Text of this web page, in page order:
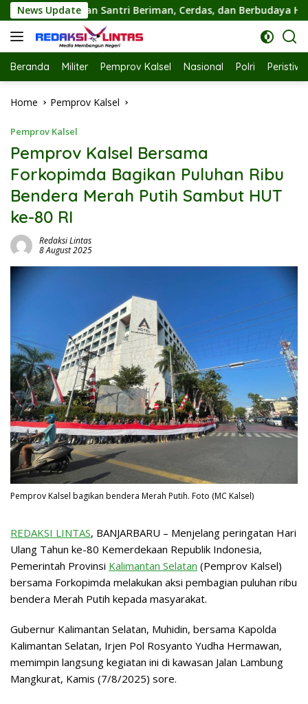
Skip
to
content
News Update
dan Berbudaya Hidup Sehat Ketua TP PKK
Beranda Militer Pemprov Kalsel Nasional Polri
Home Pemprov Kalsel
Pemprov Kalsel
Pemprov Kalsel Bersama
Forkopimda Bagikan Puluhan Ribu
Bendera Merah Putih Sambut HUT
ke-80 RI
Redaksi Lintas
8 August 2025
Pemprov Kalsel bagikan bendera Merah Putih. Foto (MC Kalsel)
REDAKSI LINTAS, BANJARBARU – Menjelang peringatan Hari
Ulang Tahun ke-80 Kemerdekaan Republik Indonesia,
Pemerintah Provinsi Kalimantan Selatan (Pemprov Kalsel)
bersama Forkopimda melakukan aksi pembagian puluhan ribu
bendera Merah Putih kepada masyarakat.
Gubernur Kalimantan Selatan, Muhidin, bersama Kapolda
Kalimantan Selatan, Irjen Pol Rosyanto Yudha Hermawan,
memimpin langsung kegiatan ini di kawasan Jalan Lambung
Mangkurat, Kamis (7/8/2025) sore.